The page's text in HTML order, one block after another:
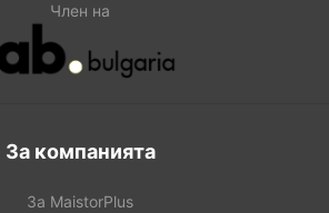
Член на
За компанията
За MaistorPlus